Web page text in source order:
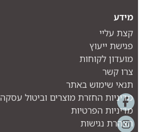
מידע
קצת עליי
פגישת ייעוץ
מועדון לקוחות
צרו קשר
תנאי שימוש באתר
מדיניות החזרת מוצרים וביטול עסקה
מדיניות הפרטיות
הצהרת נגישות